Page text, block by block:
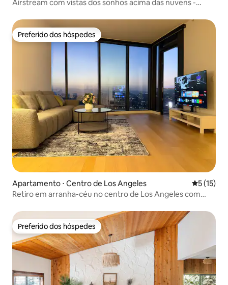
Airstream com vistas dos sonhos acima das nuvens -
Preferido dos hóspedes
Preferido dos hóspedes
Apartamento ⋅ Centro de Los Angeles 5 de uma
5 (15)
Retiro em arranha-céu no centro de Los Angeles com
Preferido dos hóspedes
Preferido dos hóspedes